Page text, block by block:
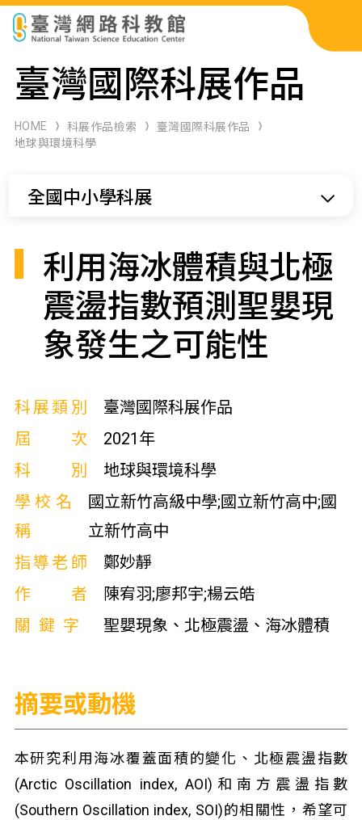
科展作品檢索
科學研習月刊
臺灣國際科展作品
HOME 科展作品檢索
臺灣國際科展作品
地球與環境科學
全國中小學科展
利用海冰體積與北極
震盪指數預測聖嬰現
象發生之可能性
科展類別
臺灣國際科展作品
屆次
2021年
科別
地球與環境科學
學校名
稱
國立新竹高級中學;國立新竹高中;國
立新竹高中
指導老師
鄭妙靜
作者
陳宥羽;廖邦宇;楊云皓
關鍵字
聖嬰現象、北極震盪、海冰體積
摘要或動機
本研究利用海冰覆蓋面積的變化、北極震盪指數
(Arctic Oscillation index, AOI)和南方震盪指數
(Southern Oscillation index, SOI)的相關性，希望可